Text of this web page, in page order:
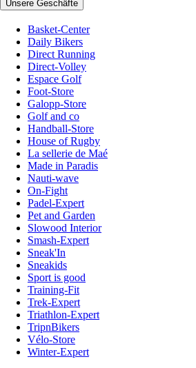
Unsere Geschäfte
Basket-Center
Daily Bikers
Direct Running
Direct-Volley
Espace Golf
Foot-Store
Galopp-Store
Golf and co
Handball-Store
House of Rugby
La sellerie de Maé
Made in Paradis
Nauti-wave
On-Fight
Padel-Expert
Pet and Garden
Slowood Interior
Smash-Expert
Sneak'In
Sneakids
Sport is good
Training-Fit
Trek-Expert
Triathlon-Expert
TripnBikers
Vélo-Store
Winter-Expert